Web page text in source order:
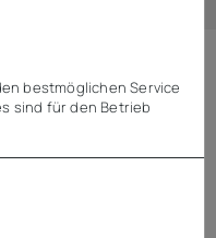
Teflonbeschichtung
GLORIA 300, JUWEL
bestmöglichen Service
sind für den Betrieb